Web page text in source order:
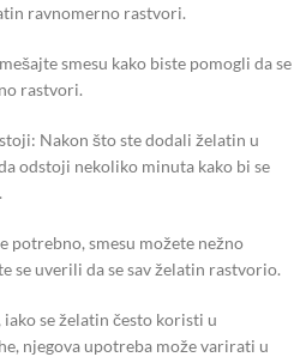
ravnomerno rastvori.
smesu kako biste pomogli da se
rastvori.
Nakon što ste dodali želatin u
odstoji nekoliko minuta kako bi se
potrebno, smesu možete nežno
se uverili da se sav želatin rastvorio.
iako se želatin često koristi u
njegova upotreba može varirati u